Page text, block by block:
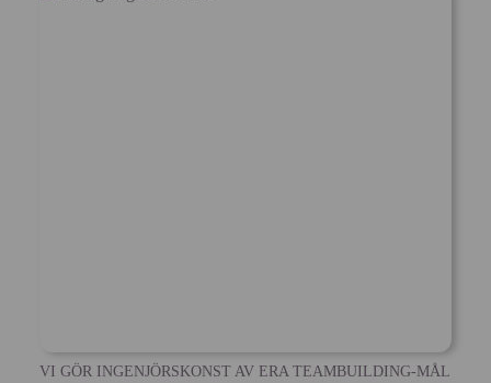
VI GÖR INGENJÖRSKONST AV ERA TEAMBUILDING-MÅL